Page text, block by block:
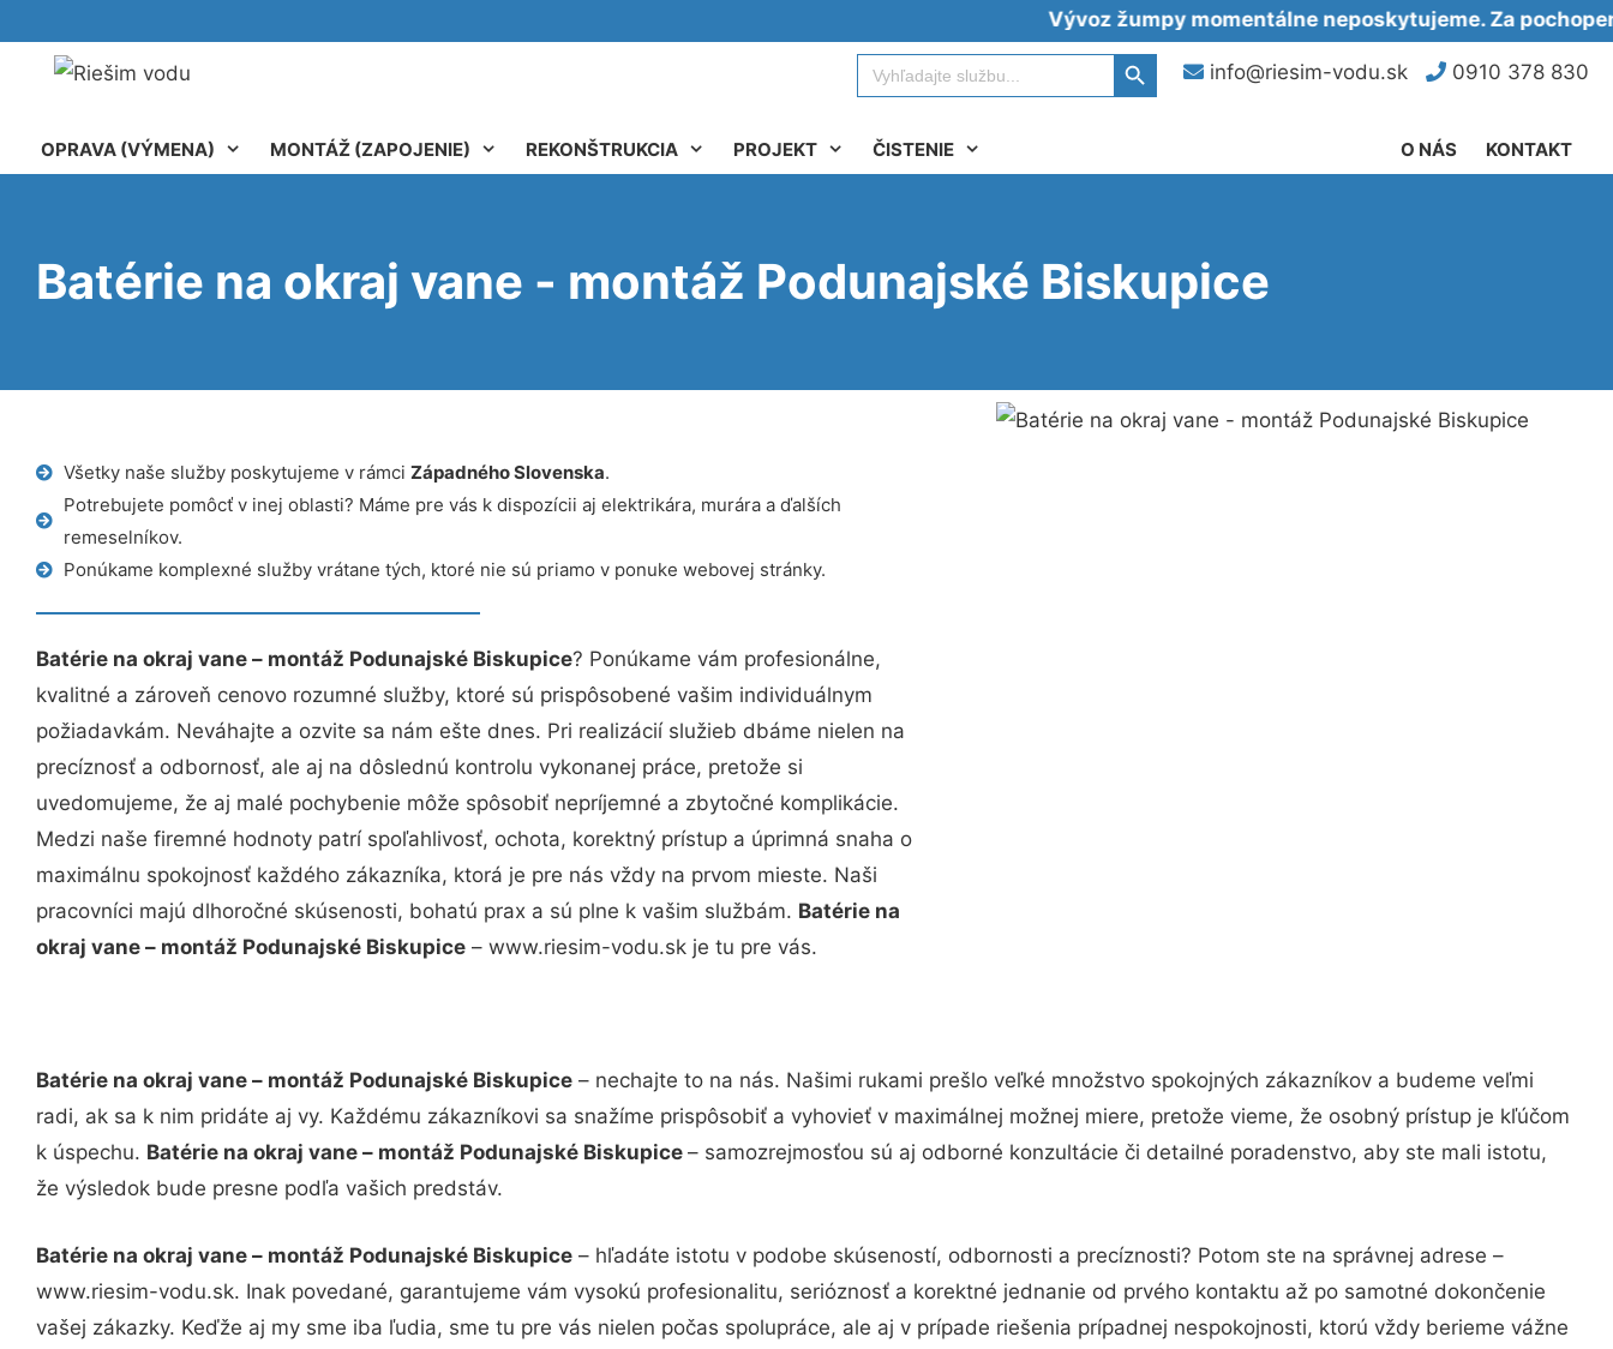
Vývoz žumpy momentálne neposkytujeme. Za pochopenie
info@riesim-vodu.sk 0910 378 830
Search
for:
Search Button
OPRAVA (VÝMENA) MONTÁŽ (ZAPOJENIE) REKONŠTRUKCIA PROJEKT ČISTENIE KONTAKT
O NÁS
Batérie na okraj vane - montáž Podunajské Biskupice
Všetky naše služby poskytujeme v rámci Západného Slovenska.
Potrebujete pomôcť v inej oblasti? Máme pre vás k dispozícii aj elektrikára, murára a ďalších
remeselníkov.
Ponúkame komplexné služby vrátane tých, ktoré nie sú priamo v ponuke webovej stránky.
Batérie na okraj vane – montáž Podunajské Biskupice? Ponúkame vám profesionálne,
kvalitné a zároveň cenovo rozumné služby, ktoré sú prispôsobené vašim individuálnym
požiadavkám. Neváhajte a ozvite sa nám ešte dnes. Pri realizácií služieb dbáme nielen na
precíznosť a odbornosť, ale aj na dôslednú kontrolu vykonanej práce, pretože si
uvedomujeme, že aj malé pochybenie môže spôsobiť nepríjemné a zbytočné komplikácie.
Medzi naše firemné hodnoty patrí spoľahlivosť, ochota, korektný prístup a úprimná snaha o
maximálnu spokojnosť každého zákazníka, ktorá je pre nás vždy na prvom mieste. Naši
pracovníci majú dlhoročné skúsenosti, bohatú prax a sú plne k vašim službám. Batérie na
okraj vane – montáž Podunajské Biskupice – www.riesim-vodu.sk je tu pre vás.
Batérie na okraj vane – montáž Podunajské Biskupice – nechajte to na nás. Našimi rukami prešlo veľké množstvo spokojných zákazníkov a budeme veľmi
radi, ak sa k nim pridáte aj vy. Každému zákazníkovi sa snažíme prispôsobiť a vyhovieť v maximálnej možnej miere, pretože vieme, že osobný prístup je kľúčom
k úspechu. Batérie na okraj vane – montáž Podunajské Biskupice – samozrejmosťou sú aj odborné konzultácie či detailné poradenstvo, aby ste mali istotu,
že výsledok bude presne podľa vašich predstáv.
Batérie na okraj vane – montáž Podunajské Biskupice – hľadáte istotu v podobe skúseností, odbornosti a precíznosti? Potom ste na správnej adrese –
www.riesim-vodu.sk. Inak povedané, garantujeme vám vysokú profesionalitu, serióznosť a korektné jednanie od prvého kontaktu až po samotné dokončenie
vašej zákazky. Keďže aj my sme iba ľudia, sme tu pre vás nielen počas spolupráce, ale aj v prípade riešenia prípadnej nespokojnosti, ktorú vždy berieme vážne